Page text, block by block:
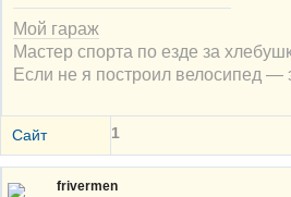
Мой гараж
Мастер спорта по езде за
Если не я построил велосипед —
Сайт 1
frivermen